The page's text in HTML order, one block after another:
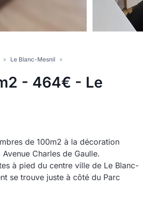
» Le Blanc-Mesnil »
- 464€ - Le
de 100m2 à la décoration
Charles de Gaulle.
à pied du centre ville de Le Blanc-
se trouve juste à côté du Parc